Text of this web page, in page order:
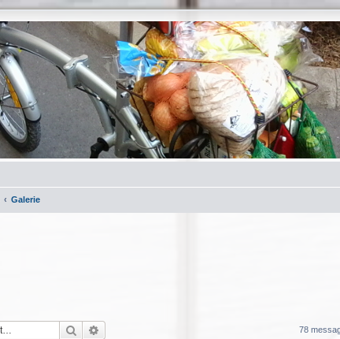
Galerie
Rechercher 78